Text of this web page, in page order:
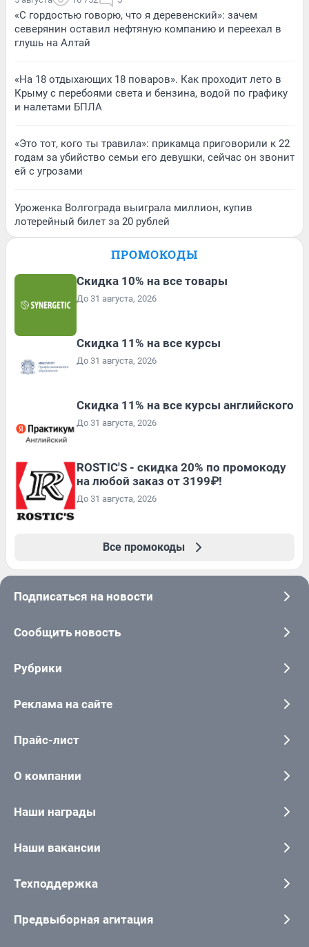
«С гордостью говорю, что я деревенский»: зачем
северянин оставил нефтяную компанию и переехал в
глушь на Алтай
«На 18 отдыхающих 18 поваров». Как проходит лето в
Крыму с перебоями света и бензина, водой по графику
и налетами БПЛА
«Это тот, кого ты травила»: прикамца приговорили к 22
годам за убийство семьи его девушки, сейчас он звонит
ей с угрозами
Уроженка Волгограда выиграла миллион, купив
лотерейный билет за 20 рублей
ПРОМОКОДЫ
Скидка 10% на все товары
До 31 августа, 2026
Скидка 11% на все курсы
До 31 августа, 2026
Скидка 11% на все курсы английского
До 31 августа, 2026
ROSTIC'S - скидка 20% по промокоду
на любой заказ от 3199₽!
До 31 августа, 2026
Все промокоды
Подписаться на новости
Сообщить новость
Рубрики
Реклама на сайте
Прайс-лист
О компании
Наши награды
Наши вакансии
Техподдержка
Предвыборная агитация